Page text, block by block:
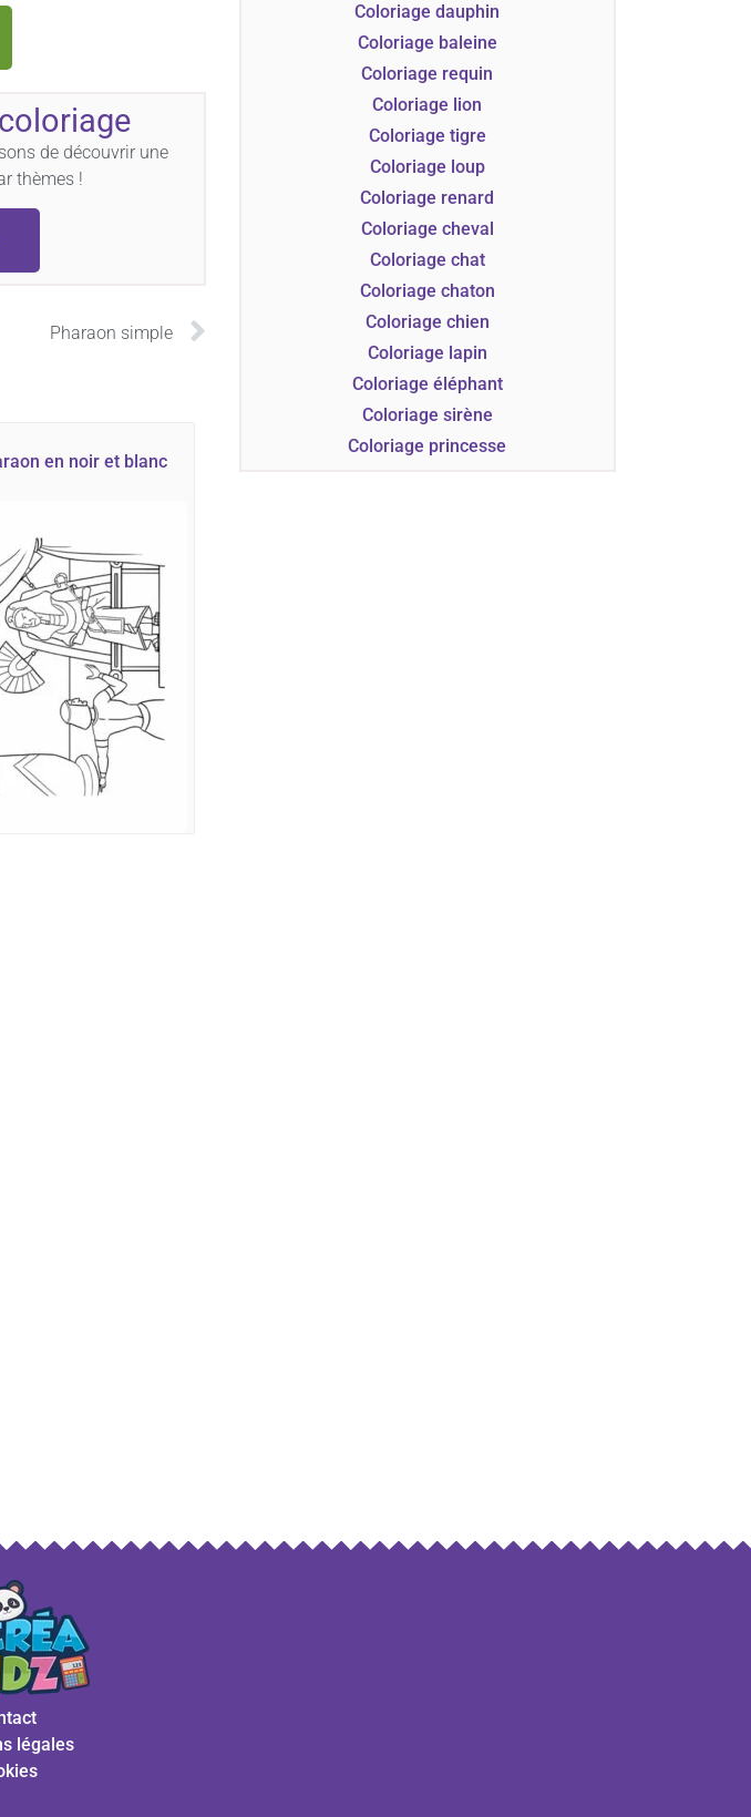
de découvrir une
thèmes !
Pharaon simple
en noir et blanc
Coloriage dauphin
Coloriage baleine
Coloriage requin
Coloriage lion
Coloriage tigre
Coloriage loup
Coloriage renard
Coloriage cheval
Coloriage chat
Coloriage chaton
Coloriage chien
Coloriage lapin
Coloriage éléphant
Coloriage sirène
Coloriage princesse
légales